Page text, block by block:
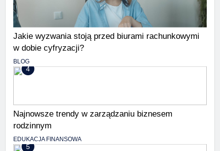
Jakie wyzwania stoją przed biurami rachunkowymi
w dobie cyfryzacji?
BLOG
4
Najnowsze trendy w zarządzaniu biznesem
rodzinnym
EDUKACJA FINANSOWA
5